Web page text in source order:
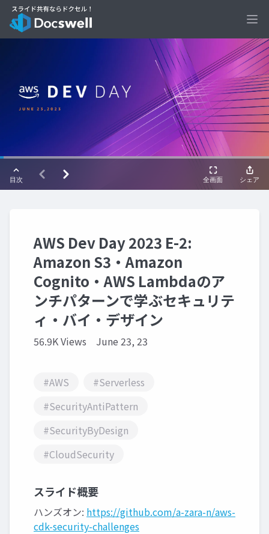
AWS Dev Day 2023 E-2:
Amazon S3・Amazon
Cognito・AWS Lambdaのア
ンチパターンで学ぶセキュリテ
ィ・バイ・デザイン
56.9K Views June 23, 23
#AWS
#Serverless
#SecurityAntiPattern
#SecurityByDesign
#CloudSecurity
スライド概要
ハンズオン: https://github.com/a-zara-n/aws-
cdk-security-challenges